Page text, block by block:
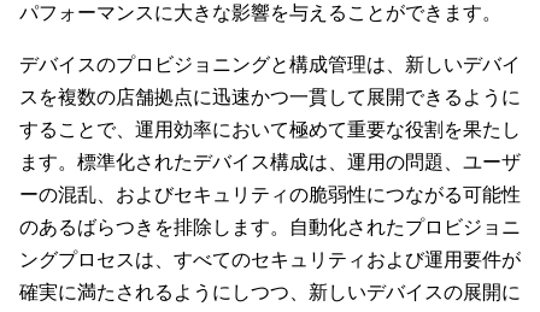
パフォーマンスに大きな影響を与えることができます。
デバイスのプロビジョニングと構成管理は、新しいデバイ
スを複数の店舗拠点に迅速かつ一貫して展開できるように
することで、運用効率において極めて重要な役割を果たし
ます。標準化されたデバイス構成は、運用の問題、ユーザ
ーの混乱、およびセキュリティの脆弱性につながる可能性
のあるばらつきを排除します。自動化されたプロビジョニ
ングプロセスは、すべてのセキュリティおよび運用要件が
確実に満たされるようにしつつ、新しいデバイスの展開に